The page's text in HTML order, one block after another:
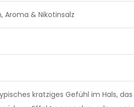
Aroma & Nikotinsalz
kratziges Gefühl im Hals,